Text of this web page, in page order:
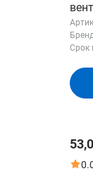
Срок